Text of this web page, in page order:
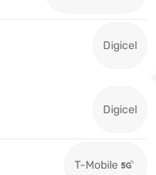
Digicel
Digicel
T-Mobile